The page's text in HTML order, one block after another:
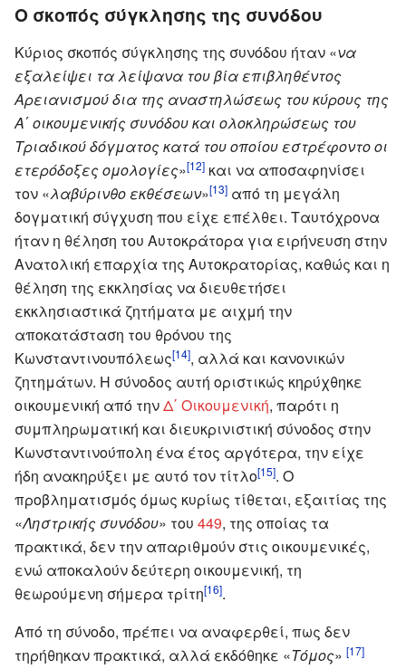
Ο σκοπός σύγκλησης της συνόδου
Κύριος σκοπός σύγκλησης της συνόδου ήταν «να
εξαλείψει τα λείψανα του βία επιβληθέντος
Αρειανισμού δια της αναστηλώσεως του κύρους της
Α΄ οικουμενικής συνόδου και ολοκληρώσεως του
Τριαδικού δόγματος κατά του οποίου εστρέφοντο οι
ετερόδοξες ομολογίες»[12] και να αποσαφηνίσει
τον «λαβύρινθο εκθέσεων»[13] από τη μεγάλη
δογματική σύγχυση που είχε επέλθει. Ταυτόχρονα
ήταν η θέληση του Αυτοκράτορα για ειρήνευση στην
Ανατολική επαρχία της Αυτοκρατορίας, καθώς και η
θέληση της εκκλησίας να διευθετήσει
εκκλησιαστικά ζητήματα με αιχμή την
αποκατάσταση του θρόνου της
Κωνσταντινουπόλεως[14], αλλά και κανονικών
ζητημάτων. Η σύνοδος αυτή οριστικώς κηρύχθηκε
οικουμενική από τηνΔ΄ Οικουμενική, παρότι η
συμπληρωματική και διευκρινιστική σύνοδος στην
Κωνσταντινούπολη ένα έτος αργότερα, την είχε
ήδη ανακηρύξει με αυτό τον τίτλο[15]. Ο
προβληματισμός όμως κυρίως τίθεται, εξαιτίας της
«Ληστρικής συνόδου» του 449, της οποίας τα
πρακτικά, δεν την απαριθμούν στις οικουμενικές,
ενώ αποκαλούν δεύτερη οικουμενική, τη
θεωρούμενη σήμερα τρίτη[16].
Από τη σύνοδο, πρέπει να αναφερθεί, πως δεν
τηρήθηκαν πρακτικά, αλλά εκδόθηκε «Τόμος» [17]